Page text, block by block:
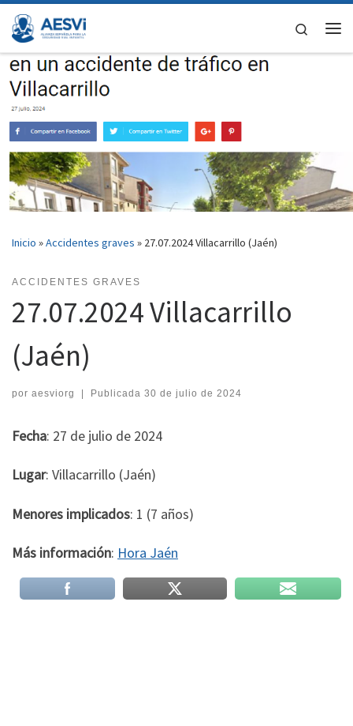
Saltar al contenido
Search
Inicio »Accidentes graves » 27.07.2024 Villacarrillo (Jaén)
ACCIDENTES GRAVES
27.07.2024 Villacarrillo
(Jaén)
por aesviorg | Publicada 30 de julio de 2024
Fecha: 27 de julio de 2024
Lugar: Villacarrillo (Jaén)
Menores implicados: 1 (7 años)
Más información: Hora Jaén